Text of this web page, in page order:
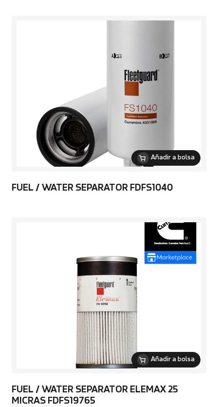
Añadir a bolsa
FUEL / WATER SEPARATOR FDFS1040
Añadir a bolsa
FUEL / WATER SEPARATOR ELEMAX 25
MICRAS FDFS19765